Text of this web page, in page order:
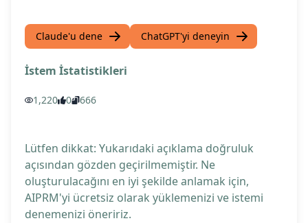
Claude'u dene ChatGPT'yi deneyin
İstem İstatistikleri
1,220 0 666
Lütfen dikkat: Yukarıdaki açıklama doğruluk
açısından gözden geçirilmemiştir. Ne
oluşturulacağını en iyi şekilde anlamak için,
AIPRM'yi ücretsiz olarak yüklemenizi ve istemi
denemenizi öneririz.